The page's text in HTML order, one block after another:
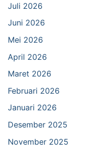
Juli 2026
Juni 2026
Mei 2026
April 2026
Maret 2026
Februari 2026
Januari 2026
Desember 2025
November 2025